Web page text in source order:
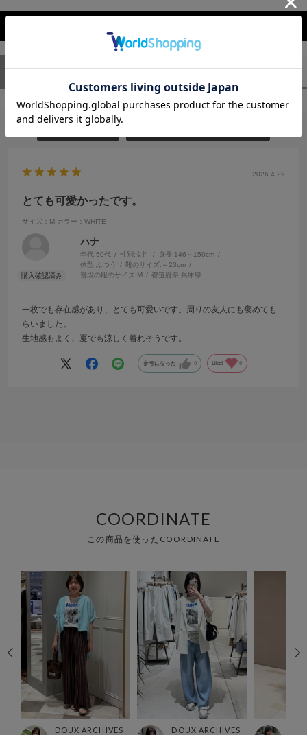
ユーザーレビュー（1） スタッフレビュー（0）
絞り込み
2026.4.29
とても可愛かったです。
サイズ：M カラー：WHITE
ハナ
年代:50代 性別:女性 身長:146～150cm
体型: ふつう 靴のサイズ: ～23cm
普段の服のサイズ:M 都道府県: 兵庫県
一枚でも存在感があり、とても可愛いです。周りの友人にも褒めても
らいました。
生地感もよく、夏でも涼しく着れそうです。
参考になった 0 Like! 0
COORDINATE
この商品を使ったCOORDINATE
DOUX ARCHIVES DOUX ARCHIVES